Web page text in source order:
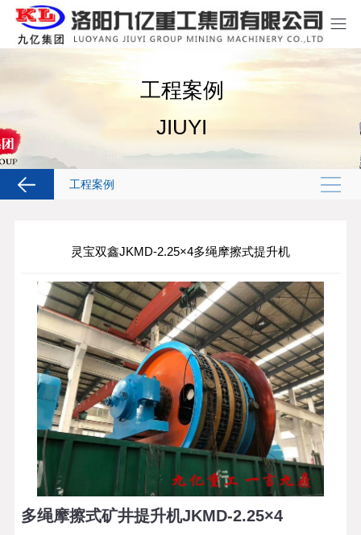
工程案例
JIUYI
工程案例
灵宝双鑫JKMD-2.25×4多绳摩擦式提升机
多绳摩擦式矿井提升机JKMD-2.25×4